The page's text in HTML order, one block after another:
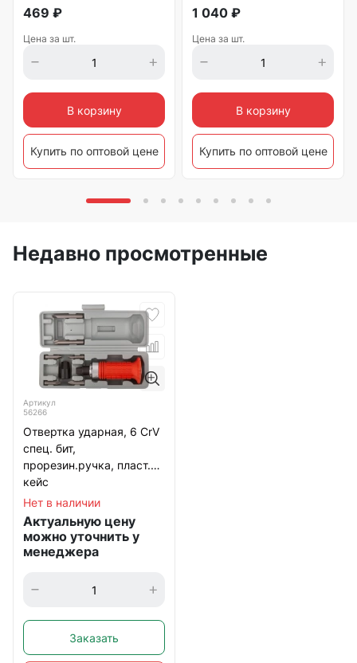
469 ₽
Цена за шт.
В корзину
Купить по оптовой цене
1 040 ₽
Цена за шт.
В корзину
Купить по оптовой цене
Недавно просмотренные
Артикул
56266
Отвертка ударная, 6 CrV
спец. бит,
прорезин.ручка, пласт.
кейс
Нет в наличии
Актуальную цену
можно уточнить у
менеджера
Заказать